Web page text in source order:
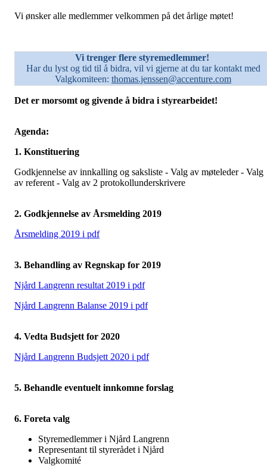
Vi ønsker alle medlemmer velkommen på det årlige møtet!
Vi trenger flere styremedlemmer!
Har du lyst og tid til å bidra, vil vi gjerne at du tar kontakt med
Valgkomiteen: thomas.jenssen@accenture.com
Det er morsomt og givende å bidra i styrearbeidet!
Agenda:
1. Konstituering
Godkjennelse av innkalling og saksliste - Valg av møteleder - Valg
av referent - Valg av 2 protokollunderskrivere
2. Godkjennelse av Årsmelding 2019
Årsmelding 2019 i pdf
3. Behandling av Regnskap for 2019
Njård Langrenn resultat 2019 i pdf
Njård Langrenn Balanse 2019 i pdf
4. Vedta Budsjett for 2020
Njård Langrenn Budsjett 2020 i pdf
5. Behandle eventuelt innkomne forslag
6. Foreta valg
Styremedlemmer i Njård Langrenn
Representant til styrerådet i Njård
Valgkomité